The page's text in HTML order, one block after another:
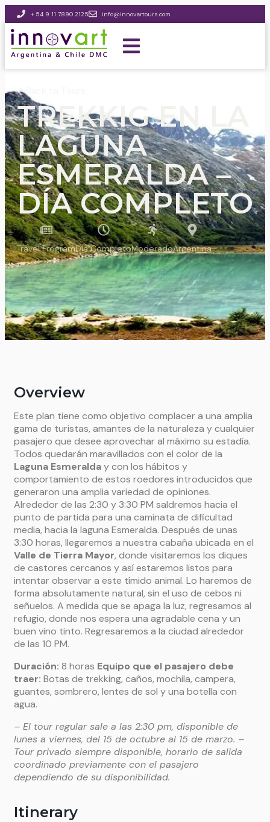
+ 54 9 11 7890 2125 info@innovartours.com
Back to Tours
TREKKIG EN LA
LAGUNA
ESMERALDA –
DÍA COMPLETO
Travel ProgramDía CompletoModeradoArgentina
Overview
Este plan tiene como objetivo complacer a una amplia
gama de turistas, amantes de la naturaleza y cualquier
pasajero que desee aprovechar al máximo su estadía.
Todos quedarán maravillados con el color de la
Laguna Esmeralday con los hábitos y
comportamiento de estos roedores introducidos que
generaron una amplia variedad de opiniones.
Alrededor de las 2:30 y 3:30 PM saldremos hacia el
punto de partida para una caminata de dificultad
media, hacia la laguna Esmeralda. Después de unas
3:30 horas, llegaremos a nuestra cabaña ubicada en el
Valle de Tierra Mayor, donde visitaremos los diques
de castores cercanos y así estaremos listos para
intentar observar a este tímido animal. Lo haremos de
forma absolutamente natural, sin el uso de cebos ni
señuelos. A medida que se apaga la luz, regresamos al
refugio, donde nos espera una agradable cena y un
buen vino tinto. Regresaremos a la ciudad alrededor
de las 10 PM.
Duración: 8 horas Equipo que el pasajero debe
traer: Botas de trekking, caños, mochila, campera,
guantes, sombrero, lentes de sol y una botella con
agua.
– El tour regular sale a las 2:30 pm, disponible de
lunes a viernes, del 15 de octubre al 15 de marzo. –
Tour privado siempre disponible, horario de salida
coordinado previamente con el pasajero
dependiendo de su disponibilidad.
Itinerary